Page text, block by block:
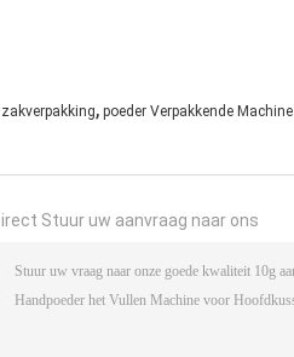
, poeder Verpakkende Machine
Stuur uw aanvraag naar ons